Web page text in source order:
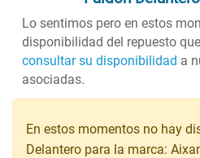
Lo sentimos pero en estos
disponibilidad del repuesto
consultar su disponibilidad a
asociadas.
En estos momentos no hay
Delantero para la marca: